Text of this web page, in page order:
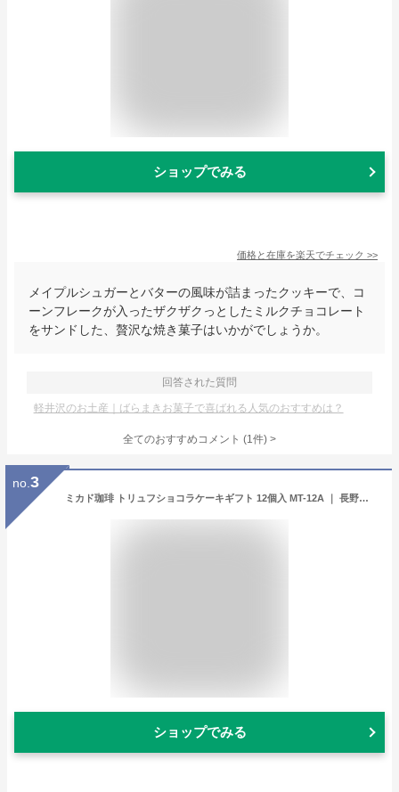
ショップでみる
価格と在庫を楽天でチェック >>
メイプルシュガーとバターの風味が詰まったクッキーで、コ
ーンフレークが入ったザクザクっとしたミルクチョコレート
をサンドした、贅沢な焼き菓子はいかがでしょうか。
回答された質問
軽井沢のお土産｜ばらまきお菓子で喜ばれる人気のおすすめは？
全てのおすすめコメント (1件) >
no. 3
ミカド珈琲 トリュフショコラケーキギフト 12個入 MT-12A ｜ 長野県 軽井沢町 スイーツギフト 老舗 ロースター カフェ 焼菓子 焼き菓子 チョコレート トリュフチョコ マフィン しっとり 高級 ギフト プレゼント 土産 観光 FN0KX
ショップでみる